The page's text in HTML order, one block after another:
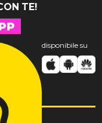
TE!
disponibile su